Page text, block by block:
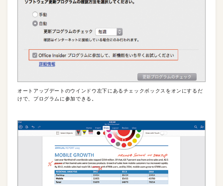
オートアップデートのウインドウ左下にあるチェックボックスをオンにするだ
けで、プログラムに参加できる。